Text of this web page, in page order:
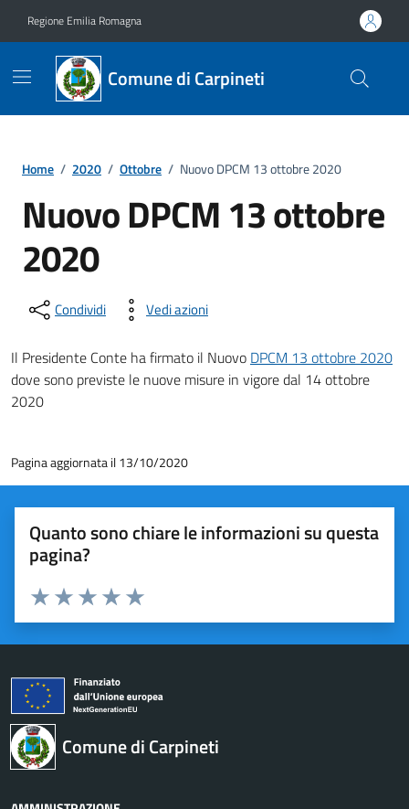
Regione Emilia Romagna
Comune di Carpineti
Home / 2020 / Ottobre / Nuovo DPCM 13 ottobre 2020
Nuovo DPCM 13 ottobre
2020
Condividi Vedi azioni
Il Presidente Conte ha firmato il Nuovo DPCM 13 ottobre 2020
dove sono previste le nuove misure in vigore dal 14 ottobre
2020
Pagina aggiornata il 13/10/2020
Quanto sono chiare le informazioni su questa
pagina?
Valuta 5 stelle su 5
Valuta 4 stelle su 5
Valuta 3 stelle su 5
Valuta 2 stelle su 5
Valuta 1 stelle su 5
Comune di Carpineti